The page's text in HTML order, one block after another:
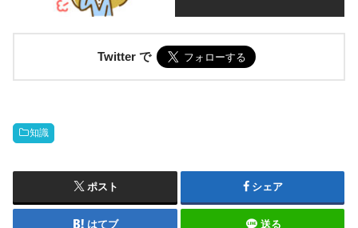
Twitter で
知識
ポスト シェア
はてブ 送る